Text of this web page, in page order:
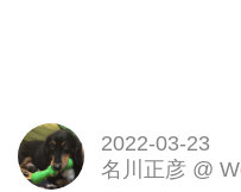
2022-03-23
名川正彦 @